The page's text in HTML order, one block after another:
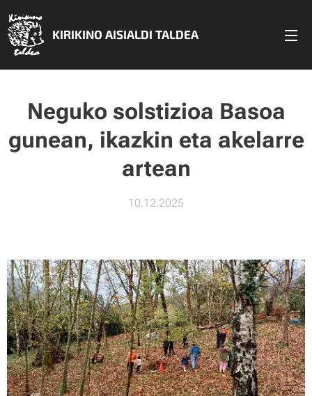
KIRIKINO AISIALDI TALDEA
Neguko solstizioa Basoa
gunean, ikazkin eta akelarre
artean
10.12.2025